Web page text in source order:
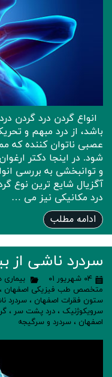
انواع گردن درد گردن
باشد، از درد مبهم و
عصبی ناتوان کننده که
شود. در اینجا دکتر
و توانبخشی به بررسی
آگزیال شایع ترین نوع
درد مکانیکی نیز می …
ادامه مطلب
سردرد ناشی از
۰۴ شهریور ۰۱
متخصص طب فیزیکی اصفهان ،
ستون فقرات اصفهان ، سردرد
سرویکوژنیک ، درد پشت سر ،
اصفهان ، سردرد و سرگیجه